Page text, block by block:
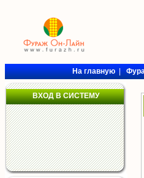
На главную|
ВХОД В СИСТЕМУ